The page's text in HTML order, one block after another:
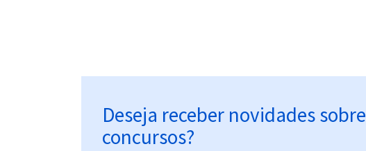
Deseja receber novidades sobre
concursos?